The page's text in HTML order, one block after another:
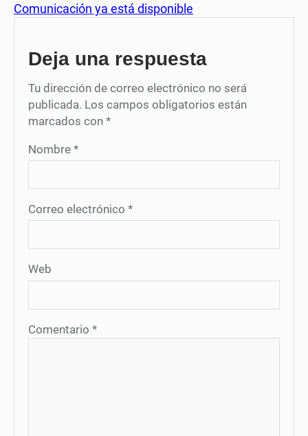
Comunicación ya está disponible
Deja una respuesta
Tu dirección de correo electrónico no será
publicada. Los campos obligatorios están
marcados con *
Nombre *
Correo electrónico *
Web
Comentario *